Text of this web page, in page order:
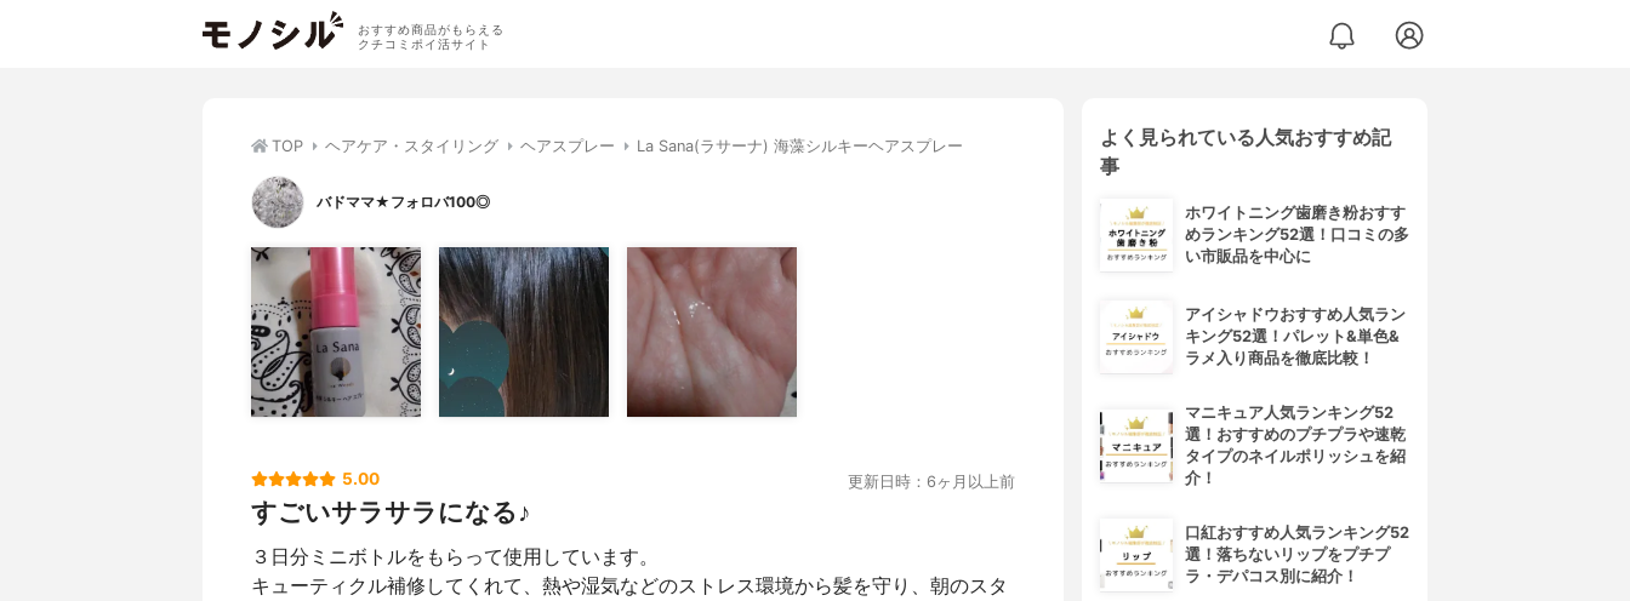
おすすめ商品がもらえる
クチコミポイ活サイト
TOP ヘアケア・スタイリング ヘアスプレー La Sana(ラサーナ) 海藻シルキーヘアスプレー
バドママ★フォロバ100◎
5.00 更新日時：6ヶ月以上前
すごいサラサラになる♪
３日分ミニボトルをもらって使用しています。
キューティクル補修してくれて、熱や湿気などのストレス環境から髪を守り、朝のスタ
よく見られている人気おすすめ記
事
ホワイトニング歯磨き粉おすす
めランキング52選！口コミの多
い市販品を中心に
アイシャドウおすすめ人気ラン
キング52選！パレット&単色&
ラメ入り商品を徹底比較！
マニキュア人気ランキング52
選！おすすめのプチプラや速乾
タイプのネイルポリッシュを紹
介！
口紅おすすめ人気ランキング52
選！落ちないリップをプチプ
ラ・デパコス別に紹介！